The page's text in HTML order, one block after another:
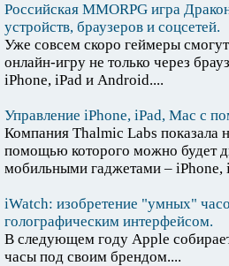
Российская MMORPG игра
устройств, браузеров и соцсетей.
Уже совсем скоро геймеры
онлайн-игру не только через
iPhone, iPad и Android....
Управление iPhone, iPad, Mac с
Компания Thalmic Labs показала
помощью которого можно будет
мобильными гаджетами – iPhone,
iWatch: изобретение "умных"
голографическим интерфейсом.
В следующем году Apple
часы под своим брендом....